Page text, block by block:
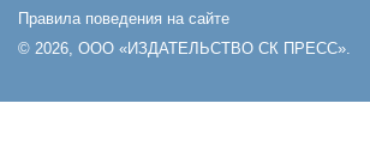
Правила поведения на сайте
© 2026, ООО «ИЗДАТЕЛЬСТВО СК ПРЕСС».